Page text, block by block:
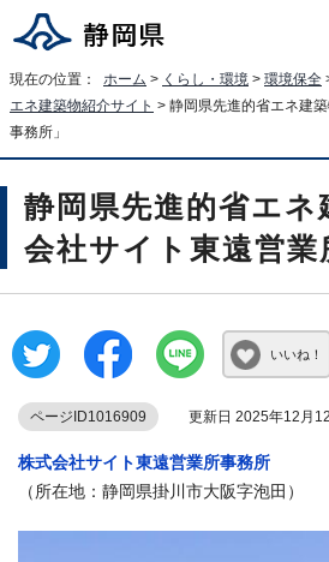
現在の位置： ホーム > くらし・環境 > 環境保全
エネ建築物紹介サイト > 静岡県先進的省エネ建
事務所」
静岡県先進的省エネ
会社サイト東遠営業
いいね！
ページID1016909 更新日 2025年12月
株式会社サイト東遠営業所事務所
（所在地：静岡県掛川市大阪字泡田）